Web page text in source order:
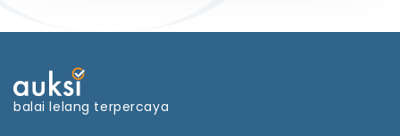
balai lelang terpercaya